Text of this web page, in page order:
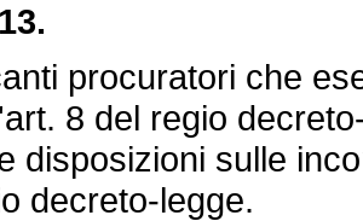
procuratori che
8 del regio
disposizioni sulle
decreto-legge.